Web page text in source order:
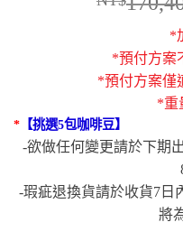
*
*預付方案
*預付方案僅
*重
* 【挑選5包咖啡豆】
-欲做任何變更請於下期
-瑕疵退換貨請於收貨7日
將